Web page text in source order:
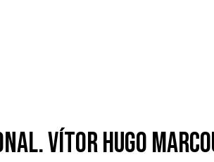
Vítor Hugo